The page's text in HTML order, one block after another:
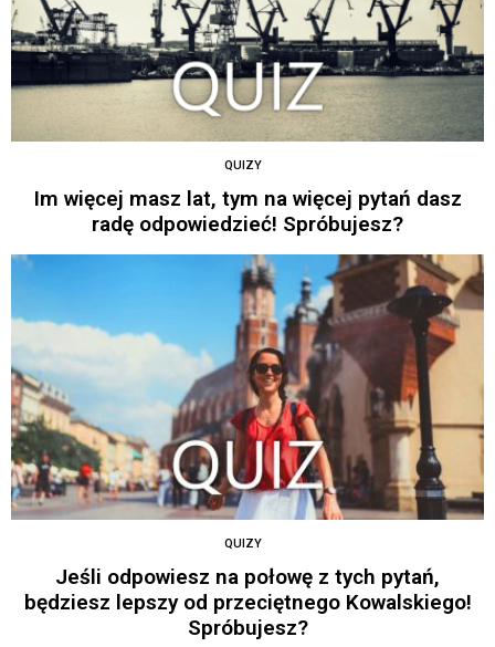
QUIZY
Im więcej masz lat, tym na więcej pytań dasz
radę odpowiedzieć! Spróbujesz?
QUIZY
Jeśli odpowiesz na połowę z tych pytań,
będziesz lepszy od przeciętnego Kowalskiego!
Spróbujesz?